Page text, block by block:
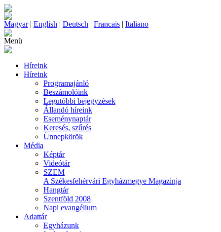
Magyar| English | Deutsch | Francais | Italiano
Menü
Híreink
Híreink
Programajánló
Beszámolóink
Legutóbbi bejegyzések
Állandó híreink
Eseménynaptár
Keresés, szűrés
Ünnepkörök
Média
Képtár
Videótár
SZEM
A Székesfehérvári Egyházmegye Magazinja
Hangtár
Szentföld 2008
Napi evangélium
Adattár
Egyházunk